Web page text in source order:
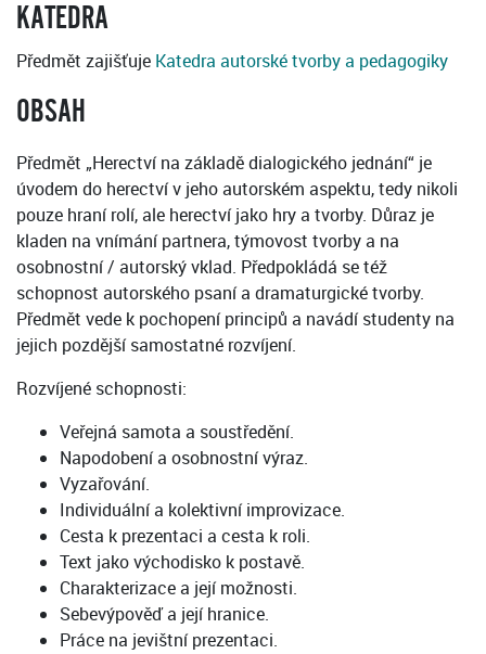
KATEDRA
Předmět zajišťuje Katedra autorské tvorby a pedagogiky
OBSAH
Předmět „Herectví na základě dialogického jednání“ je
úvodem do herectví v jeho autorském aspektu, tedy nikoli
pouze hraní rolí, ale herectví jako hry a tvorby. Důraz je
kladen na vnímání partnera, týmovost tvorby a na
osobnostní / autorský vklad. Předpokládá se též
schopnost autorského psaní a dramaturgické tvorby.
Předmět vede k pochopení principů a navádí studenty na
jejich pozdější samostatné rozvíjení.
Rozvíjené schopnosti:
Veřejná samota a soustředění.
Napodobení a osobnostní výraz.
Vyzařování.
Individuální a kolektivní improvizace.
Cesta k prezentaci a cesta k roli.
Text jako východisko k postavě.
Charakterizace a její možnosti.
Sebevýpověď a její hranice.
Práce na jevištní prezentaci.